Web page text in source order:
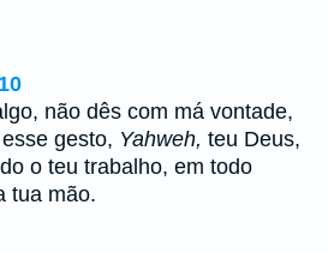
não dês com má vontade,
gesto, Yahweh, teu Deus,
o teu trabalho, em todo
tua mão.